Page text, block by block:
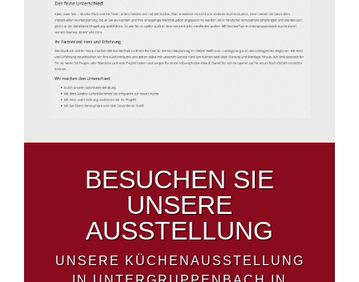
BESUCHEN SIE
UNSERE
AUSSTELLUNG
UNSERE KÜCHENAUSSTELLUNG